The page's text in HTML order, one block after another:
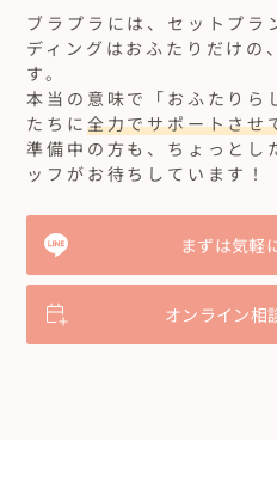
ブラプラには、セットプラ
ディングはおふたりだけの、
す。
本当の意味で「おふたりら
たちに 全力でサポートさせ
準備中の方も、ちょっとし
ッフがお待ちしています！
まずは気軽
オンライン相